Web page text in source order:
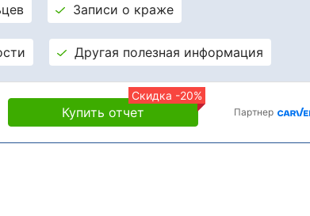
Записи о краже
Другая полезная информация
Скидка -20%
Купить отчет Партнер